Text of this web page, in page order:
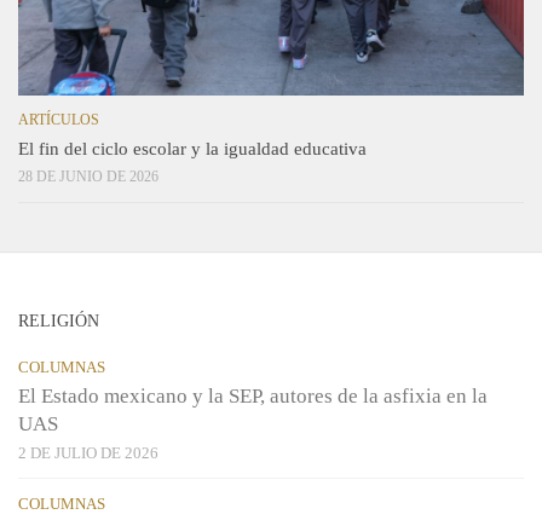
ARTÍCULOS
El fin del ciclo escolar y la igualdad educativa
28 DE JUNIO DE 2026
RELIGIÓN
COLUMNAS
El Estado mexicano y la SEP, autores de la asfixia en la
UAS
2 DE JULIO DE 2026
COLUMNAS